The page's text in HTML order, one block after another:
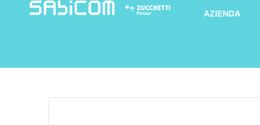
AZIENDA